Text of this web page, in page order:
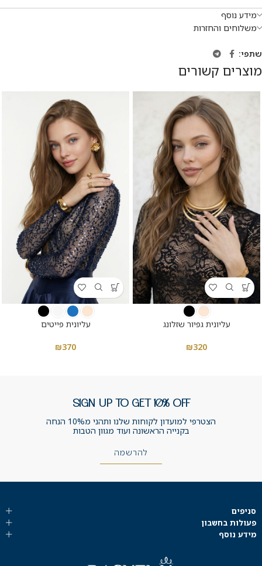
מידע נוסף
משלוחים והחזרות
שתפי:
מוצרים קשורים
עליונית גפיור שזלונג
₪320
עליונית פייטים
₪370
SIGN UP TO GET 10% OFF
הצטרפי למועדון לקוחות שלנו ותהני מ10% הנחה
בקנייה הראשונה ועוד מגוון הטבות
להרשמה
סניפים
פעולות בחשבון
מידע נוסף